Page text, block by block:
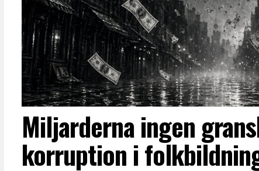
Miljarderna ingen
korruption i